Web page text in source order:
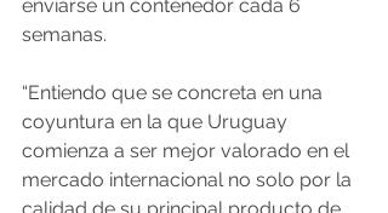
enviarse un contenedor cada 6
semanas.
“Entiendo que se concreta en una
coyuntura en la que Uruguay
comienza a ser mejor valorado en el
mercado internacional no solo por la